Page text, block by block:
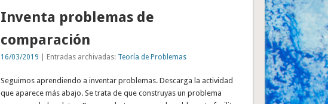
Inventa problemas de
comparación
16/03/2019 | Entradas archivadas: Teoría de Problemas
Seguimos aprendiendo a inventar problemas. Descarga la actividad
que aparece más abajo. Se trata de que construyas un problema